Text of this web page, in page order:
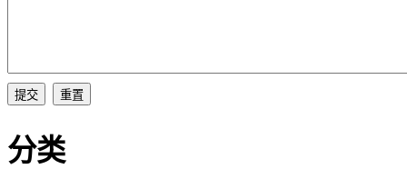
分类